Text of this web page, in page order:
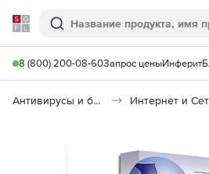
Softline
Поиск
8 (800) 200-08-60Запрос ценыИнферит
Антивирусы и безопасность Интернет и